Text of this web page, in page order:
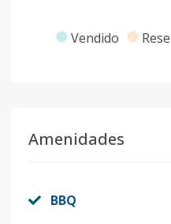
Vendido
Amenidades
BBQ